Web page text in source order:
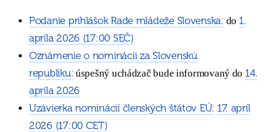
Podanie prihlášok Rade mládeže Slovenska: do 1.
apríla 2026 (17:00 SEČ)
Oznámenie o nominácii za Slovenskú
republiku: úspešný uchádzač bude informovaný do 14.
apríla 2026
Uzávierka nominácií členských štátov EÚ: 17. apríl
2026 (17:00 CET)